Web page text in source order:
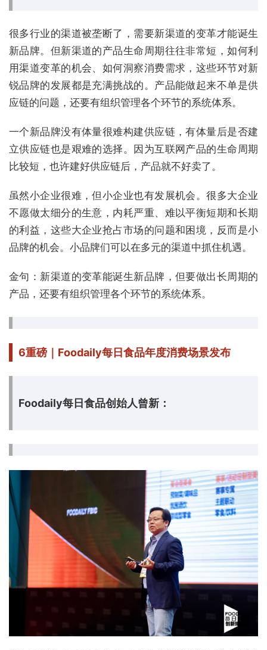
很多行业的渠道被垄断了，需要新渠道的变革才能诞生
新品牌。但新渠道的产品生命周期往往非常短，如何利
用渠道变革的机会、如何洞察消费需求，这些环节对新
锐品牌的发展都是充满挑战的。产品能做起来不单是供
应链的问题，还要有组织管理各个环节的系统体系。
一个新品牌没有体量很难构建供应链，有体量后是否建
立供应链也是艰难的选择。因为互联网产品的生命周期
比较短，也许建好供应链后，产品就不好卖了。
虽然小企业很难，但小企业也有发展机会。很多大企业
不愿做太细分的生意，内耗严重、难以平衡短期和长期
的利益，这些大企业抢占市场的问题和困境，反而是小
品牌的机会。小品牌们可以在多元的渠道中抓住机遇。
金句：新渠道的变革能诞生新品牌，但要做出长周期的
产品，还要有组织管理各个环节的系统体系。
6重磅｜Foodaily每日食品年度消费场景发布
Foodaily每日食品创始人曾新：